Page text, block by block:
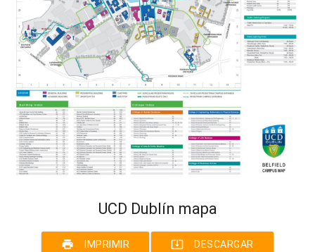
UCD Dublín mapa
print IMPRIMIR system_update_alt DESCARGAR